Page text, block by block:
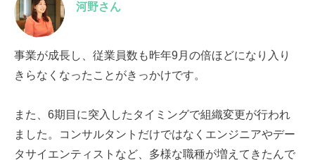
河野さん
事業が成長し、従業員数も昨年9月の倍ほどになり入り
きらなくなったことがきっかけです。
また、6期目に突入したタイミングで組織変更が行われ
ました。コンサルタントだけではなくエンジニアやデー
タサイエンティストなど、多様な職種が増えてきたんで